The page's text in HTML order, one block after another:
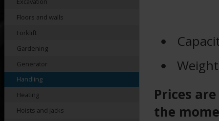
Floors and walls
Forklift
Gardening
Generator
Handling
Heating
Hoists and jacks
Prices
the